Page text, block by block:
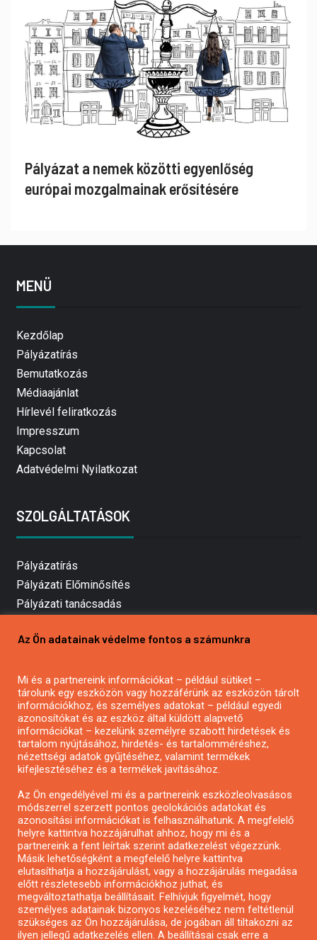
Pályázat a nemek közötti egyenlőség
európai mozgalmainak erősítésére
MENÜ
Kezdőlap
Pályázatírás
Bemutatkozás
Médiaajánlat
Hírlevél feliratkozás
Impresszum
Kapcsolat
Adatvédelmi Nyilatkozat
SZOLGÁLTATÁSOK
Pályázatírás
Pályázati Előminősítés
Pályázati tanácsadás
Mezőgazdasági pályázatírás
Pályázatírás civil szervezeteknek
Pályázatírás önkormányzatoknak
Pályázatfigyelés
Specifikus pályázatfigyelés vagy hírlevél
Pályázatok magánszemélyeknek
Pályázatok civil szervezeteknek
Pályázatok vállalkozásoknak
Önkormányzati pályázatok
Mezőgazdasági pályázatok
Falusi turizmus pályázatok
Az Ön adatainak védelme fontos a számunkra
Mi és a partnereink információkat – például sütiket –
tárolunk egy eszközön vagy hozzáférünk az eszközön tárolt
információkhoz, és személyes adatokat – például egyedi
azonosítókat és az eszköz által küldött alapvető
információkat – kezelünk személyre szabott hirdetések és
tartalom nyújtásához, hirdetés- és tartalomméréshez,
nézettségi adatok gyűjtéséhez, valamint termékek
kifejlesztéséhez és a termékek javításához.
Az Ön engedélyével mi és a partnereink eszközleolvasásos
módszerrel szerzett pontos geolokációs adatokat és
azonosítási információkat is felhasználhatunk. A megfelelő
helyre kattintva hozzájárulhat ahhoz, hogy mi és a
partnereink a fent leírtak szerint adatkezelést végezzünk.
Másik lehetőségként a megfelelő helyre kattintva
elutasíthatja a hozzájárulást, vagy a hozzájárulás megadása
előtt részletesebb információkhoz juthat, és
megváltoztathatja beállításait. Felhívjuk figyelmét, hogy
személyes adatainak bizonyos kezeléséhez nem feltétlenül
szükséges az Ön hozzájárulása, de jogában áll tiltakozni az
ilyen jellegű adatkezelés ellen. A beállításai csak erre a